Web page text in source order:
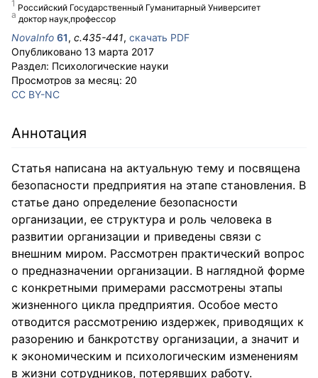
Российский Государственный Гуманитарный Университет
доктор наук,профессор
NovaInfo 61, с.435-441, скачать PDF
Опубликовано 13 марта 2017
Раздел: Психологические науки
Просмотров за месяц: 20
CC BY-NC
Аннотация
Статья написана на актуальную тему и посвящена
безопасности предприятия на этапе становления. В
статье дано определение безопасности
организации, ее структура и роль человека в
развитии организации и приведены связи с
внешним миром. Рассмотрен практический вопрос
о предназначении организации. В наглядной форме
с конкретными примерами рассмотрены этапы
жизненного цикла предприятия. Особое место
отводится рассмотрению издержек, приводящих к
разорению и банкротству организации, а значит и
к экономическим и психологическим изменениям
в жизни сотрудников, потерявших работу.